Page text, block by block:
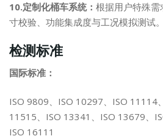
10.定制化桶车系统： 根据用户特殊需
寸校验、功能集成度与工况模拟测试。
检测标准
国际标准：
ISO 9809、ISO 10297、ISO 11114
11515、ISO 13341、ISO 13679、
ISO 16111